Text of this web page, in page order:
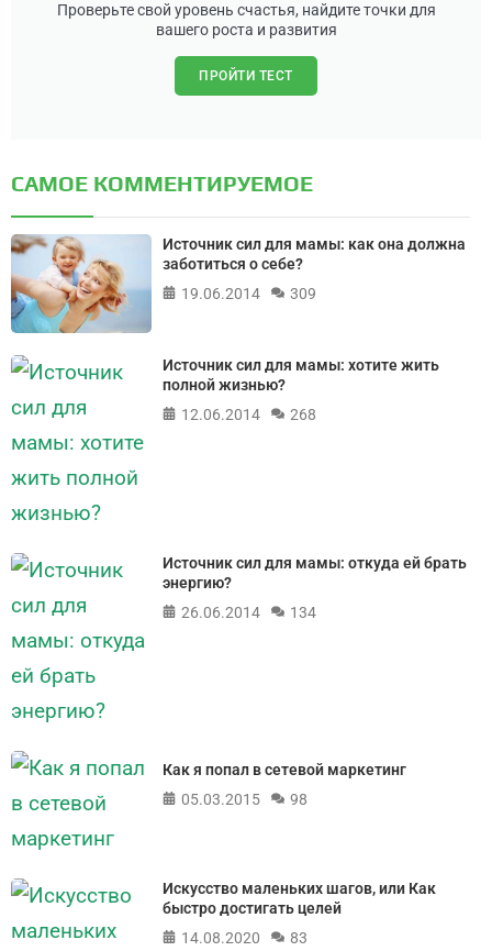
Проверьте свой уровень счастья, найдите точки для
вашего роста и развития
ПРОЙТИ ТЕСТ
САМОЕ КОММЕНТИРУЕМОЕ
Источник сил для мамы: как она должна
заботиться о себе?
19.06.2014
309
Источник сил для мамы: хотите жить
полной жизнью?
12.06.2014
268
Источник сил для мамы: откуда ей брать
энергию?
26.06.2014
134
Как я попал в сетевой маркетинг
05.03.2015
98
Искусство маленьких шагов, или Как
быстро достигать целей
14.08.2020
83